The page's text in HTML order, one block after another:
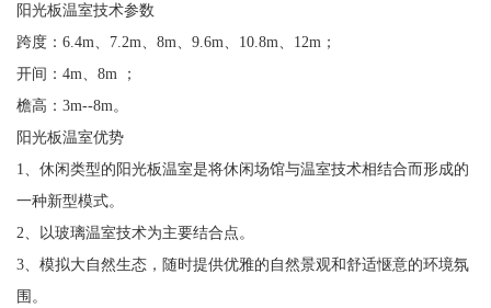
阳光板温室技术参数
跨度：6.4m、7.2m、8m、9.6m、10.8m、12m；
开间：4m、8m ；
檐高：3m--8m。
阳光板温室优势
1、休闲类型的阳光板温室是将休闲场馆与温室技术相结合而形成的
一种新型模式。
2、以玻璃温室技术为主要结合点。
3、模拟大自然生态，随时提供优雅的自然景观和舒适惬意的环境氛
围。